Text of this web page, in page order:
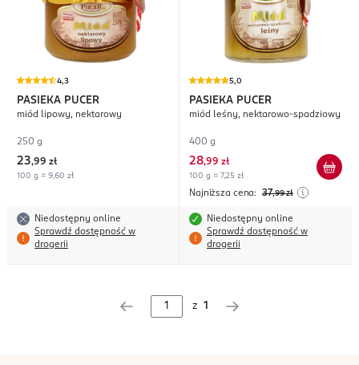
4,3
PASIEKA PUCER
miód lipowy, nektarowy
250 g
23,99 zł
100 g = 9,60 zł
Niedostępny online
Sprawdź dostępność w
drogerii
5,0
PASIEKA PUCER
miód leśny, nektarowo-spadziowy
400 g
28,99 zł
100 g = 7,25 zł
Najniższa cena: 37,99 zł
Niedostępny online
Sprawdź dostępność w
drogerii
z 1